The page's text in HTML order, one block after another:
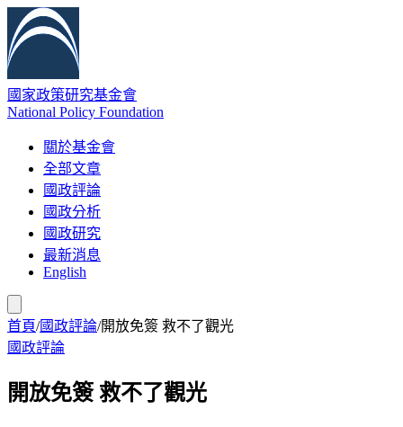
國家政策研究基金會
National Policy Foundation
關於基金會
全部文章
國政評論
國政分析
國政研究
最新消息
English
首頁/國政評論/開放免簽 救不了觀光
國政評論
開放免簽 救不了觀光